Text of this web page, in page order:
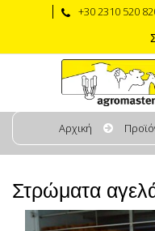
+30 2310 520
Αρχική
Στρώματα